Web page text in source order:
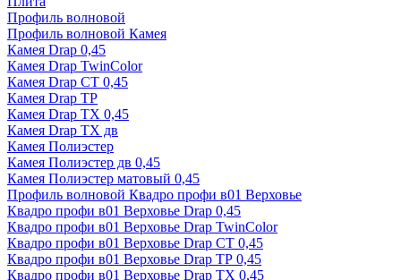
Профиль волновой
Профиль волновой Камея
Камея Drap 0,45
Камея Drap TwinColor
Камея Drap СТ 0,45
Камея Drap ТР
Камея Drap ТХ 0,45
Камея Drap ТХ дв
Камея Полиэстер
Камея Полиэстер дв 0,45
Камея Полиэстер матовый 0,45
Профиль волновой Квадро профи в01 Верховье
Квадро профи в01 Верховье Drap 0,45
Квадро профи в01 Верховье Drap TwinColor
Квадро профи в01 Верховье Drap СТ 0,45
Квадро профи в01 Верховье Drap ТР 0,45
Квадро профи в01 Верховье Drap ТХ 0,45